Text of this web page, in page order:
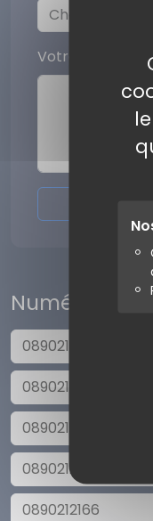
Votre
Numéros
0890212168
0890212170
0890212167
0890212171
0890212166